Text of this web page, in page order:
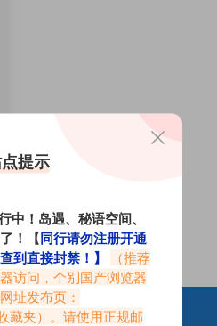
提示
！岛遇、秘语空间、
！【同行请勿注册开通
到直接封禁！】
（推荐
访问，个别国产浏览器
址发布页：
藏夹）。请使用正规邮